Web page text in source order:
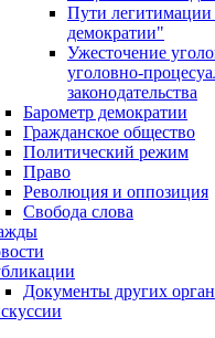
Пути легитимации
демократии"
Ужесточение
уголовно-
законодательства
Барометр демократии
Гражданское общество
Политический режим
Право
Революция и оппозиция
Свобода слова
Документы других